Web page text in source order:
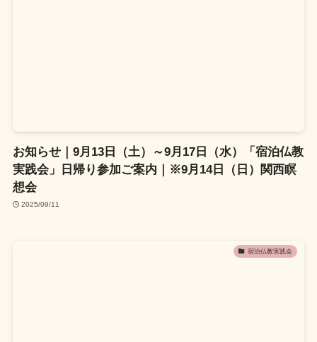
お知らせ｜9月13日（土）～9月17日（水）「宿泊仏教
実践会」日帰り参加ご案内｜※9月14日（日）関西瞑
想会
2025/09/11
宿泊仏教実践会